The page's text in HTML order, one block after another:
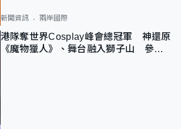
新聞資訊 兩岸國際
港隊奪世界Cosplay峰會總冠軍 神還原
《魔物獵人》、舞台融入獅子山 參賽